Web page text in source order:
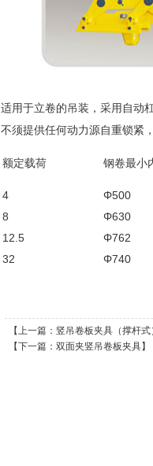
适用于立卷的吊装，采用自动
不须提供任何动力源自重锁紧
额定载荷 钢卷最小
4
Φ500
8
Φ630
12.5
Φ762
32
Φ740
【上一篇： 竖吊卷板夹具（撑杆式
【下一篇： 双面夹竖吊卷板夹具】